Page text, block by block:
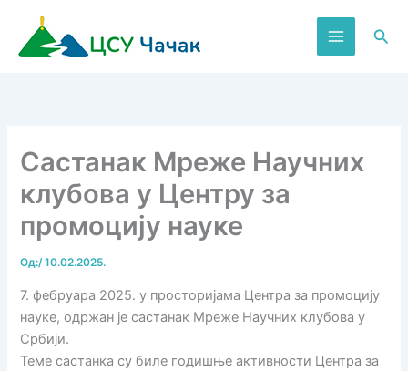
садржај
Састанак Мреже Научних
клубова у Центру за
промоцију науке
Од:/10.02.2025.
7. фебруара 2025. у просторијама Центра за промоцију
науке, одржан је састанак Мреже Научних клубова у
Србији.
Теме састанка су биле годишње активности Центра за